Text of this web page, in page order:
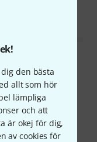
den bästa
allt som hör
lämpliga
och att
är okej för dig,
av cookies för